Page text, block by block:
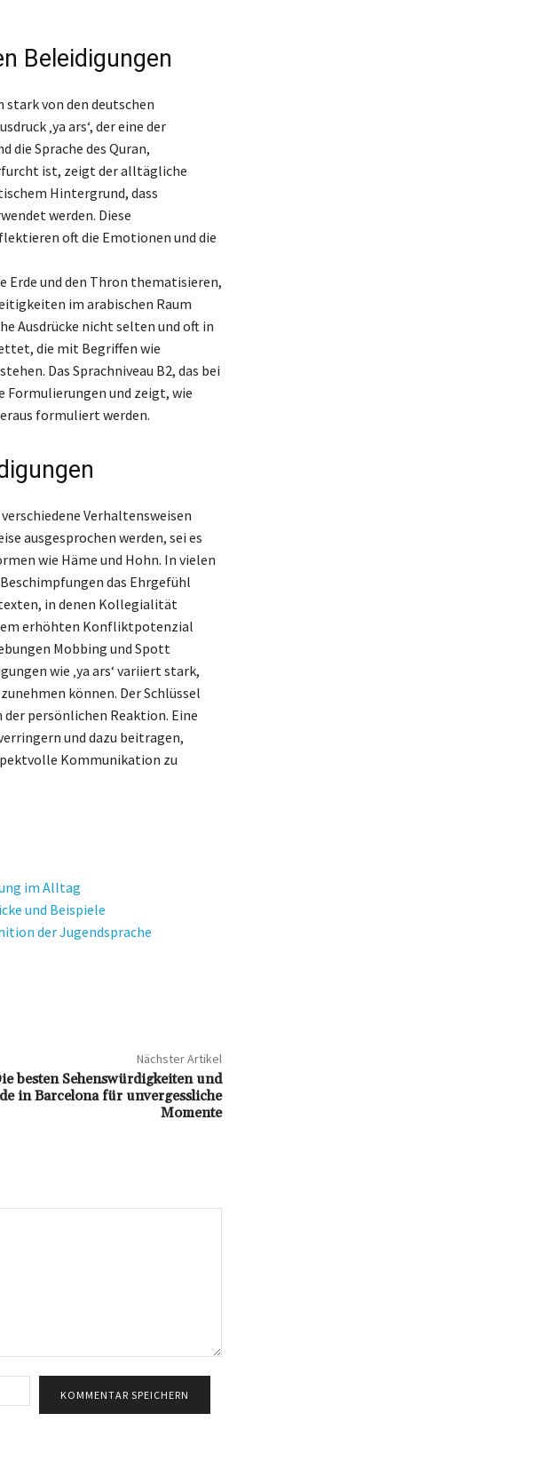
Beleidigungen
stark von den deutschen
‚ya ars‘, der eine der
die Sprache des Quran,
ist, zeigt der alltägliche
Hintergrund, dass
werden. Diese
oft die Emotionen und die
Erde und den Thron thematisieren,
im arabischen Raum
Ausdrücke nicht selten und oft in
die mit Begriffen wie
Das Sprachniveau B2, das bei
Formulierungen und zeigt, wie
formuliert werden.
Verhaltensweisen
ausgesprochen werden, sei es
wie Häme und Hohn. In vielen
das Ehrgefühl
in denen Kollegialität
erhöhten Konfliktpotenzial
Mobbing und Spott
wie ‚ya ars‘ variiert stark,
können. Der Schlüssel
persönlichen Reaktion. Eine
und dazu beitragen,
Kommunikation zu
im Alltag
und Beispiele
der Jugendsprache
Nächster Artikel
besten Sehenswürdigkeiten und
in Barcelona für unvergessliche
Momente
Mail:*